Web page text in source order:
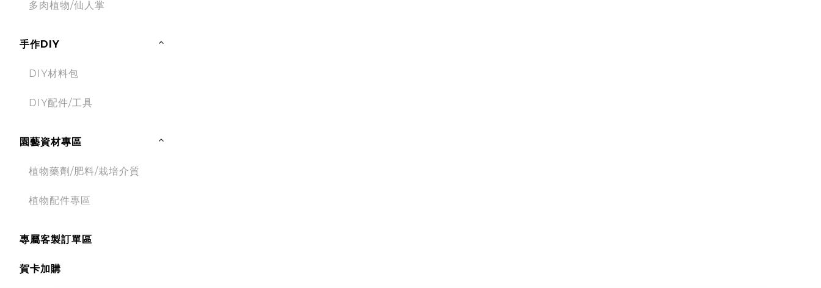
多肉植物/仙人掌
手作DIY
DIY材料包
DIY配件/工具
園藝資材專區
植物藥劑/肥料/栽培介質
植物配件專區
專屬客製訂單區
賀卡加購